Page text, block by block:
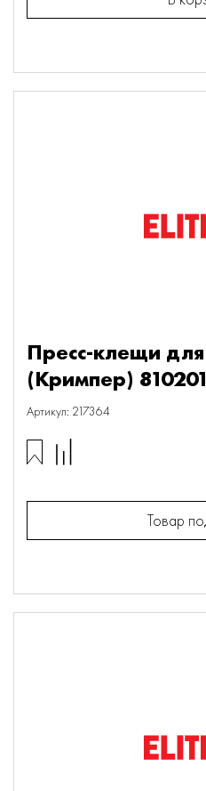
Пресс-клещи
(Кримпер) 810201
Артикул: 217364
Товар